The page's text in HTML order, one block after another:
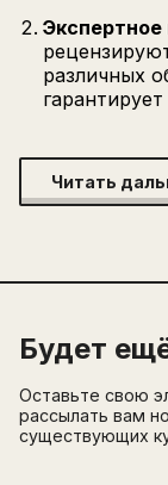
различных
Читать
Будет
Оставьте свою
рассылать вам
существующих